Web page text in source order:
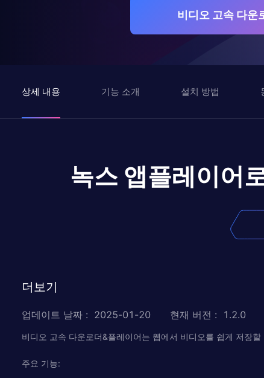
비디오 고속 다운
상세 내용 기능 소개 설치 방법
녹스 앱플레이어
더보기
업데이트 날짜 : 2025-01-20 현재 버전 : 1.2.0
비디오 고속 다운로더&플레이어는 웹에서 비디오를 쉽게 저장
주요 기능: